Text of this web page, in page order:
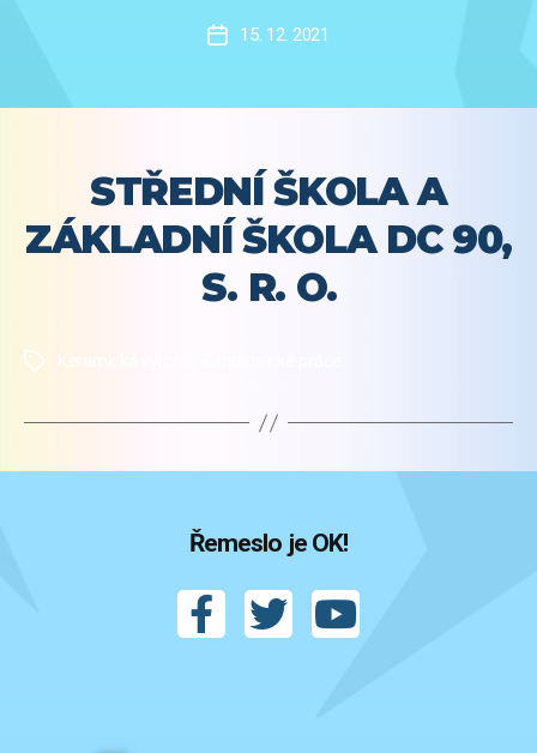
Datum15. 12. 2021
STŘEDNÍ ŠKOLA A
ZÁKLADNÍ ŠKOLA DC 90,
S. R. O.
ŠtítkyKeramická výroba
Řemeslo je OK!